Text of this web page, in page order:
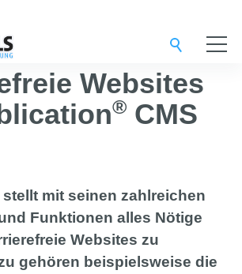
Websites
® CMS
mit seinen zahlreichen
Funktionen alles Nötige
Websites zu
gehören beispielsweise die